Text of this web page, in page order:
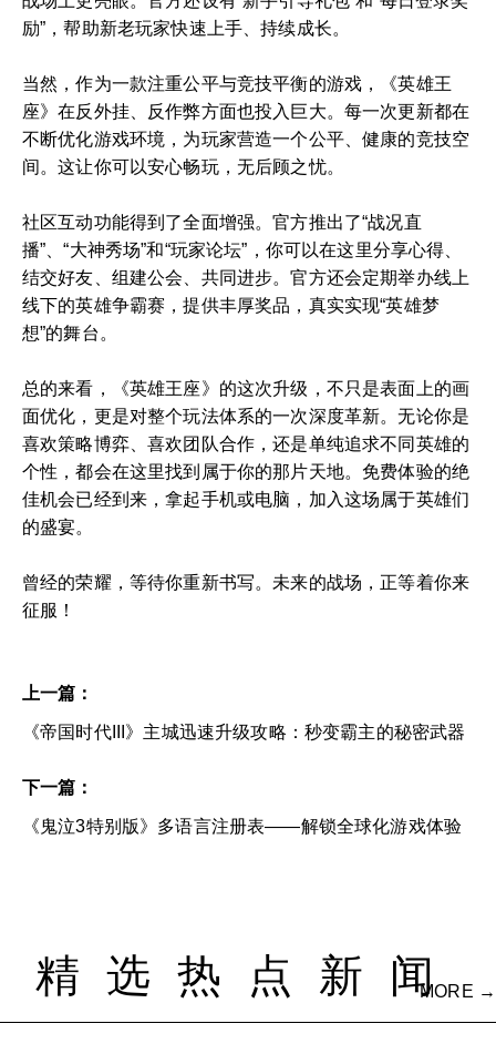
励”，帮助新老玩家快速上手、持续成长。
当然，作为一款注重公平与竞技平衡的游戏，《英雄王
座》在反外挂、反作弊方面也投入巨大。每一次更新都在
不断优化游戏环境，为玩家营造一个公平、健康的竞技空
间。这让你可以安心畅玩，无后顾之忧。
社区互动功能得到了全面增强。官方推出了“战况直
播”、“大神秀场”和“玩家论坛”，你可以在这里分享心得、
结交好友、组建公会、共同进步。官方还会定期举办线上
线下的英雄争霸赛，提供丰厚奖品，真实实现“英雄梦
想”的舞台。
总的来看，《英雄王座》的这次升级，不只是表面上的画
面优化，更是对整个玩法体系的一次深度革新。无论你是
喜欢策略博弈、喜欢团队合作，还是单纯追求不同英雄的
个性，都会在这里找到属于你的那片天地。免费体验的绝
佳机会已经到来，拿起手机或电脑，加入这场属于英雄们
的盛宴。
曾经的荣耀，等待你重新书写。未来的战场，正等着你来
征服！
上一篇：
《帝国时代III》主城迅速升级攻略：秒变霸主的秘密武器
下一篇：
《鬼泣3特别版》多语言注册表——解锁全球化游戏体验
精选热点新闻
MORE →